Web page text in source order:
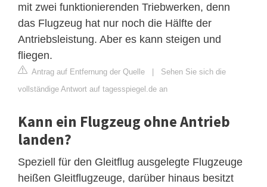
mit zwei funktionierenden Triebwerken, denn
das Flugzeug hat nur noch die Hälfte der
Antriebsleistung. Aber es kann steigen und
fliegen.
Antrag auf Entfernung der Quelle | Sehen Sie sich die
vollständige Antwort auf tagesspiegel.de an
Kann ein Flugzeug ohne Antrieb
landen?
Speziell für den Gleitflug ausgelegte Flugzeuge
heißen Gleitflugzeuge, darüber hinaus besitzt